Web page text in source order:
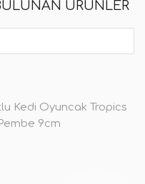
ÜRÜNLER
Kedi Oyuncak Tropics
9cm